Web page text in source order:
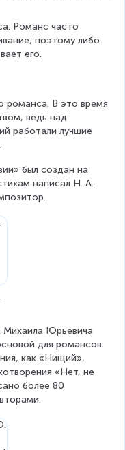
Романс часто
поэтому либо
его.
романса. В это время
ведь над
работали лучшие
был создан на
написал Н. А.
Михаила Юрьевича
для романсов.
как «Нищий»,
«Нет, не
более 80